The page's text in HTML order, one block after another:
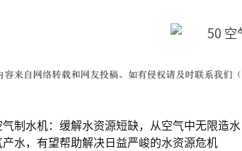
气制水机：缓解水资源短缺，从空气中无限造水
水，有望帮助解决日益严峻的水资源危机